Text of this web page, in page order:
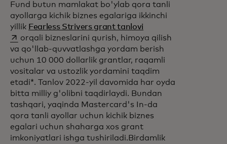
Fund butun mamlakat bo'ylab qora tanli
ayollarga kichik biznes egalariga ikkinchi
yillik Fearless Strivers grant tanlovi
orqali bizneslarini qurish, himoya qilish
va qo'llab-quvvatlashga yordam berish
uchun 10 000 dollarlik grantlar, raqamli
vositalar va ustozlik yordamini taqdim
etadi*. Tanlov 2022-yil davomida har oyda
bitta milliy g'olibni taqdirlaydi. Bundan
tashqari, yaqinda Mastercard's In-da
qora tanli ayollar uchun kichik biznes
egalari uchun shaharga xos grant
imkoniyatlari ishga tushiriladi. Birdamlik